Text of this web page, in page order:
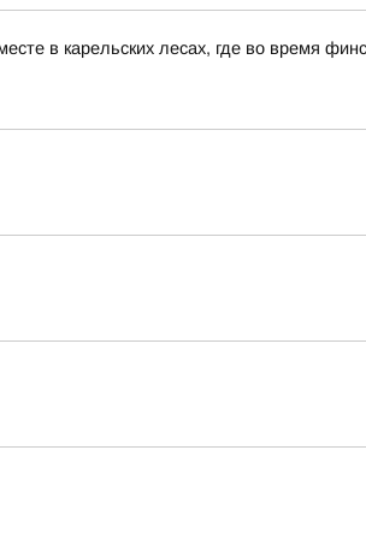
в карельских лесах, где во время